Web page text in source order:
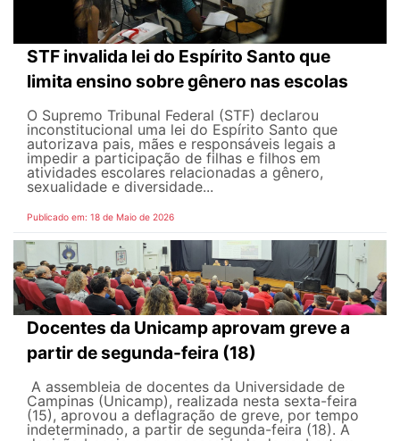
STF invalida lei do Espírito Santo que
limita ensino sobre gênero nas escolas
O Supremo Tribunal Federal (STF) declarou
inconstitucional uma lei do Espírito Santo que
autorizava pais, mães e responsáveis legais ​​a
impedir a participação de filhas e filhos em
atividades escolares relacionadas a gênero,
sexualidade e diversidade...
Publicado em: 18 de Maio de 2026
Docentes da Unicamp aprovam greve a
partir de segunda-feira (18)
A assembleia de docentes da Universidade de
Campinas (Unicamp), realizada nesta sexta-feira
(15), aprovou a deflagração de greve, por tempo
indeterminado, a partir de segunda-feira (18). A